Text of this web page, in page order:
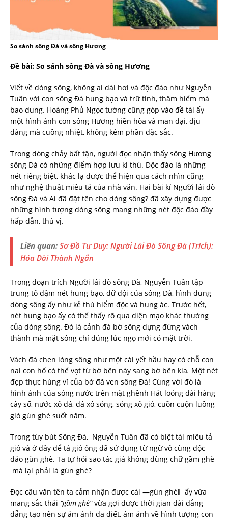
So sánh sông Đà và sông Hương
Đề bài: So sánh sông Đà và sông Hương
Viết về dòng sông, không ai dài hơi và độc đáo như Nguyễn
Tuân với con sông Đà hung bạo và trữ tình, thâm hiểm mà
bao dung. Hoàng Phủ Ngọc tường cũng góp vào đề tài ấy
một hình ảnh con sông Hương hiền hòa và man dại, dịu
dàng mà cuồng nhiệt, không kém phần đặc sắc.
Trong dòng chảy bất tận, người đọc nhận thấy sông Hương
sông Đà có những điểm hợp lưu kì thú. Độc đáo là những
nét riêng biệt, khác lạ được thể hiện qua cách nhìn cũng
như nghệ thuật miêu tả của nhà văn. Hai bài kí Người lái đò
sông Đà và Ai đã đặt tên cho dòng sông? đã xây dựng được
những hình tượng dòng sông mang những nét độc đáo đầy
hấp dẫn, thú vị.
Liên quan: Sơ Đồ Tư Duy: Người Lái Đò Sông Đà (Trích):
Hóa Dài Thành Ngắn
Trong đoạn trích Người lái đò sông Đà, Nguyễn Tuân tập
trung tô đậm nét hung bạo, dữ dội của sông Đà, hình dung
dòng sông ấy như kẻ thù hiểm độc và hung ác. Trước hết,
nét hung bạo ấy có thể thấy rõ qua diện mạo khác thường
của dòng sông. Đó là cảnh đá bờ sông dựng đứng vách
thành mà mặt sông chỉ đúng lúc ngọ mới có mặt trời.
Vách đá chen lòng sông như một cái yết hầu hay có chỗ con
nai con hổ có thể vọt từ bờ bên này sang bờ bên kia. Một nét
đẹp thực hùng vĩ của bờ đã ven sông Đà! Cùng với đó là
hình ảnh của sóng nước trên mặt ghềnh Hát loóng dài hàng
cây số, nước xô đá, đá xô sóng, sóng xô gió, cuồn cuộn luồng
gió gùn ghè suốt năm.
Trong tùy bút Sông Đà, Nguyễn Tuân đã có biệt tài miêu tả
gió và ở đây để tả gió ông đã sử dụng từ ngữ vô cùng độc
đáo gùn ghè. Ta tự hỏi sao tác giả không dùng chữ gầm ghè
mà lại phải là gùn ghè?
Đọc câu văn tên ta cảm nhận được cái ―gùn ghè‖ ấy vừa
mang sắc thái “gầm ghè”vừa gợi được thời gian dài đắng
đẵng tạo nên sự ám ảnh da diết, ám ảnh về hình tượng con